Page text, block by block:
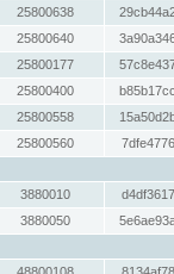
25800638
25800640
25800177
25800400
25800558
25800560
3880010
3880050